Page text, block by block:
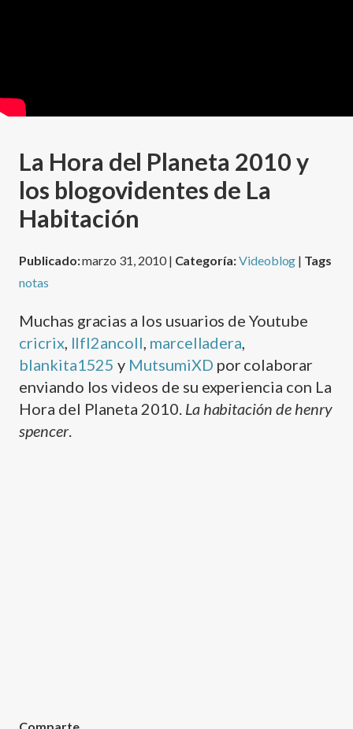
La Hora del Planeta 2010 y
los blogovidentes de La
Habitación
Publicado:marzo 31, 2010 | Categoría:Videoblog | Tags
notas
Muchas gracias a los usuarios de Youtube
cricrix, llfl2ancoll marcelladera
blankita1525 y MutsumiXD por colaborar
enviando los videos de su experiencia con La
Hora del Planeta 2010. La habitación de henry
spencer.
Comparte